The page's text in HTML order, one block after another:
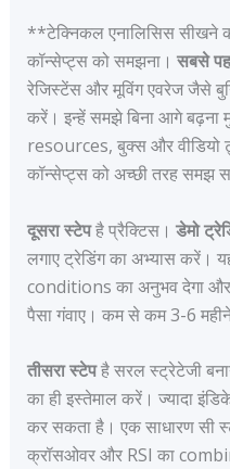
**टेक्निकल एनालिसिस सीखने
कॉन्सेप्ट्स को समझना। सबसे
रेजिस्टेंस और मूविंग एवरेज जैसे
करें। इन्हें समझे बिना आगे बढ़ना
resources, बुक्स और वीडियो
कॉन्सेप्ट्स को अच्छी तरह
दूसरा स्टेपहै प्रैक्टिस। डेमो
लगाए ट्रेडिंग का अभ्यास
conditions का अनुभव देगा और
पैसा गंवाए। कम से कम 3-6
तीसरा स्टेपहै सरल स्ट्रेटेजी
का ही इस्तेमाल करें। ज्यादा
कर सकता है। एक साधारण सी
क्रॉसओवर और RSI का